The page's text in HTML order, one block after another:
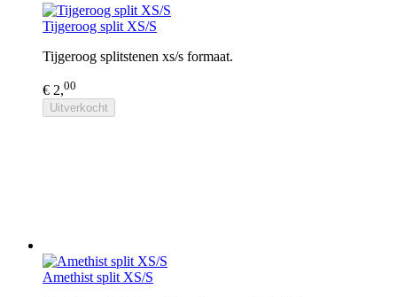
Tijgeroog split XS/S
Tijgeroog splitstenen xs/s formaat.
€ 2,00
Uitverkocht
Amethist split XS/S